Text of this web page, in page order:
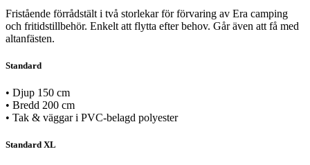
Fristående förrådstält i två storlekar för förvaring av Era camping
och fritidstillbehör. Enkelt att flytta efter behov. Går även att få med
altanfästen.
Standard
• Djup 150 cm
• Bredd 200 cm
• Tak & väggar i PVC-belagd polyester
Standard XL